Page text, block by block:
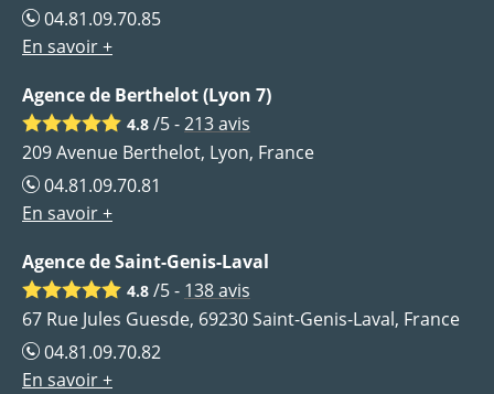
04.81.09.70.85
En savoir +
Agence de Berthelot (Lyon 7)
4.8 /5 -213avis
209 Avenue Berthelot, Lyon, France
04.81.09.70.81
En savoir +
Agence de Saint-Genis-Laval
4.8 /5 - 138avis
67 Rue Jules Guesde, 69230 Saint-Genis-Laval, France
04.81.09.70.82
En savoir +